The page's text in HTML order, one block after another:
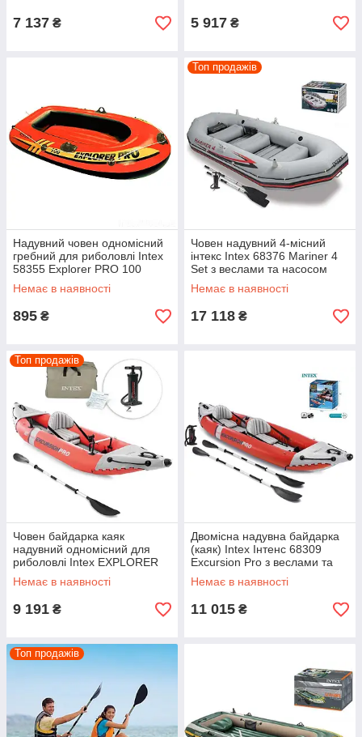
7 137 ₴ 5 917 ₴
Надувний човен одномісний
гребний для риболовлі Intex
58355 Explorer PRO 100
(160*94 см)
Немає в наявності
895 ₴
Топ продажів
Човен надувний 4-місний
інтекс Intex 68376 Mariner 4
Set з веслами та насосом
(328 х 145 см)
Немає в наявності
17 118 ₴
Топ продажів
Човен байдарка каяк
надувний одномісний для
риболовлі Intex EXPLORER
68303 з алюмінієвими
віслами (305*91 см)
Немає в наявності
9 191 ₴
Двомісна надувна байдарка
(каяк) Intex Інтенс 68309
Excursion Pro з веслами та
насосом (384 х 94 см)
Немає в наявності
11 015 ₴
Топ продажів